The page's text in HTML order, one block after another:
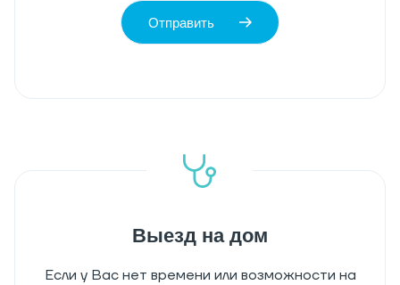
Отправить
Выезд на дом
Если у Вас нет времени или возможности на